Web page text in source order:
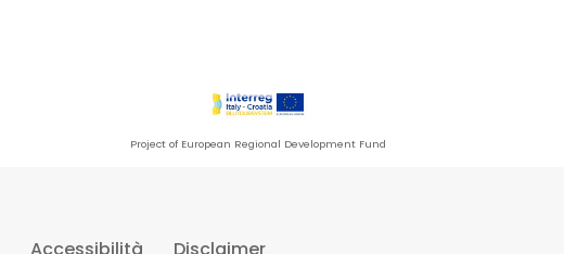
Project of European Regional Development Fund